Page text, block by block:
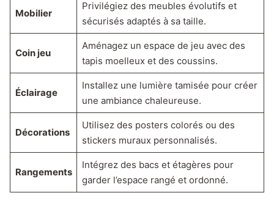
Mobilier
Privilégiez des meubles évolutifs et
sécurisés adaptés à sa taille.
Coin jeu
Aménagez un espace de jeu avec des
tapis moelleux et des coussins.
Éclairage
Installez une lumière tamisée pour créer
une ambiance chaleureuse.
Décorations
Utilisez des posters colorés ou des
stickers muraux personnalisés.
Rangements
Intégrez des bacs et étagères pour
garder l’espace rangé et ordonné.